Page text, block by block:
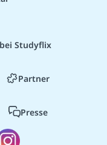
Studyflix
Partner
Presse